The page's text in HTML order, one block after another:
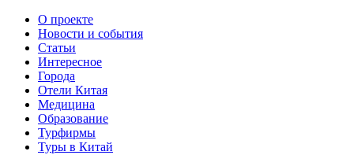
О проекте
Новости и события
Статьи
Интересное
Города
Отели Китая
Медицина
Образование
Турфирмы
Туры в Китай